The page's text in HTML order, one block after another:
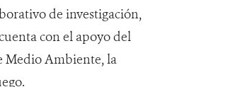
de investigación,
con el apoyo del
Medio Ambiente, la